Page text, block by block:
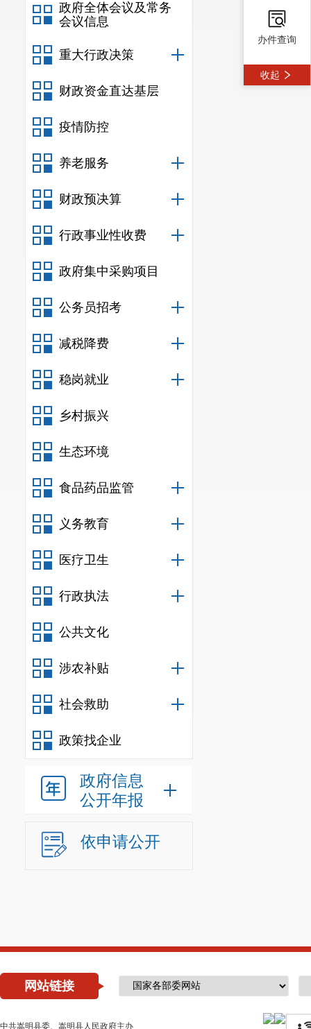
政府全体会议及常务
会议信息
重大行政决策
财政资金直达基层
疫情防控
养老服务
财政预决算
行政事业性收费
政府集中采购项目
公务员招考
减税降费
稳岗就业
乡村振兴
生态环境
食品药品监管
义务教育
医疗卫生
行政执法
公共文化
涉农补贴
社会救助
政策找企业
政府信息
公开年报
依申请公开
李亚婕
欧建辉
网站链接
中共嵩明县委、嵩明县人民政府主办
办件查询
收起